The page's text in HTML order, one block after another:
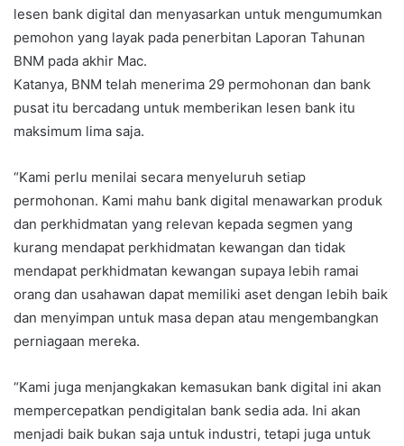
lesen bank digital dan menyasarkan untuk mengumumkan
pemohon yang layak pada penerbitan Laporan Tahunan
BNM pada akhir Mac.
Katanya, BNM telah menerima 29 permohonan dan bank
pusat itu bercadang untuk memberikan lesen bank itu
maksimum lima saja.
“Kami perlu menilai secara menyeluruh setiap
permohonan. Kami mahu bank digital menawarkan produk
dan perkhidmatan yang relevan kepada segmen yang
kurang mendapat perkhidmatan kewangan dan tidak
mendapat perkhidmatan kewangan supaya lebih ramai
orang dan usahawan dapat memiliki aset dengan lebih baik
dan menyimpan untuk masa depan atau mengembangkan
perniagaan mereka.
“Kami juga menjangkakan kemasukan bank digital ini akan
mempercepatkan pendigitalan bank sedia ada. Ini akan
menjadi baik bukan saja untuk industri, tetapi juga untuk